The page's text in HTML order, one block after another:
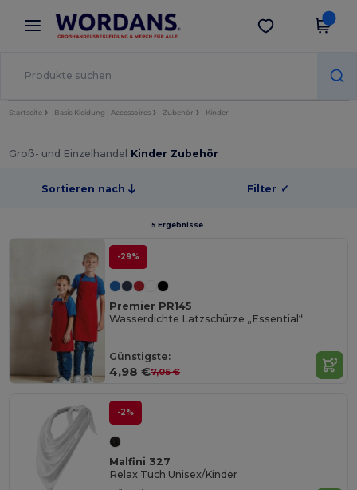
× Wordans App
Bessere Preise in der App!
App holen
Startseite Basic Kleidung | Accessoires Zubehör Kinder
Groß- und Einzelhandel Kinder Zubehör
Sortieren nach Filter ✓
5 Ergebnisse.
-29%
Premier PR145
Wasserdichte Latzschürze „Essential“
Günstigste:
4,98 €7,05 €
-2%
Malfini 327
Relax Tuch Unisex/Kinder